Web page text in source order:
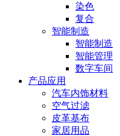
染色
复合
智能制造
智能制造
智能管理
数字车间
产品应用
汽车内饰材料
空气过滤
皮革基布
家居用品